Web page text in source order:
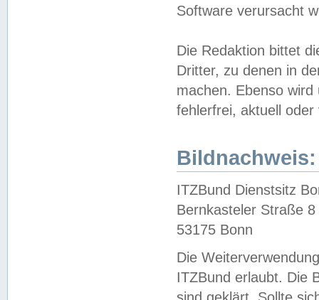
Software verursacht
Die Redaktion bittet
Dritter, zu denen in
machen. Ebenso
fehlerfrei, aktuell oder
Bildnachweis:
ITZBund Dienstsitz
Bernkasteler Straße 8
53175 Bonn
Die
ITZBund erlaubt. Die